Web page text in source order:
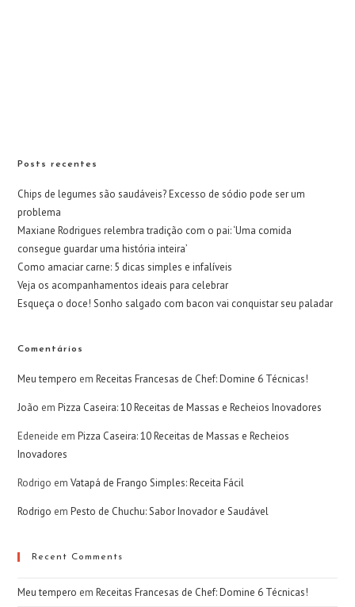
Posts recentes
Chips de legumes são saudáveis? Excesso de sódio pode ser um
problema
Maxiane Rodrigues relembra tradição com o pai: ‘Uma comida
consegue guardar uma história inteira’
Como amaciar carne: 5 dicas simples e infalíveis
Veja os acompanhamentos ideais para celebrar
Esqueça o doce! Sonho salgado com bacon vai conquistar seu paladar
Comentários
Meu tempero emReceitas Francesas de Chef: Domine 6 Técnicas!
João emPizza Caseira: 10 Receitas de Massas e Recheios Inovadores
Edeneide emPizza Caseira: 10 Receitas de Massas e Recheios
Inovadores
Rodrigo emVatapá de Frango Simples: Receita Fácil
Rodrigo emPesto de Chuchu: Sabor Inovador e Saudável
Recent Comments
Meu tempero emReceitas Francesas de Chef: Domine 6 Técnicas!